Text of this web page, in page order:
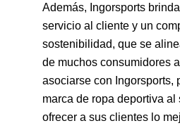
Además, Ingorsports
servicio al cliente y un
sostenibilidad, que se
de muchos consumidores
asociarse con Ingorsports,
marca de ropa deportiva
ofrecer a sus clientes lo